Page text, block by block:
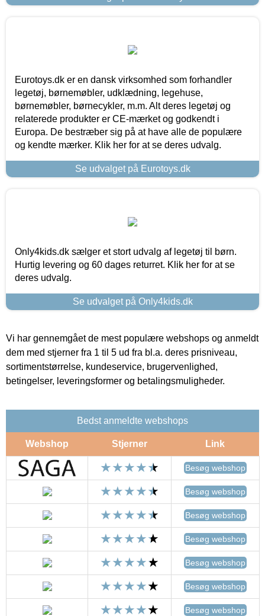
Eurotoys.dk er en dansk virksomhed som forhandler
legetøj, børnemøbler, udklædning, legehuse,
børnemøbler, børnecykler, m.m. Alt deres legetøj og
relaterede produkter er CE-mærket og godkendt i
Europa. De bestræber sig på at have alle de populære
og kendte mærker. Klik her for at se deres udvalg.
Se udvalget på Eurotoys.dk
Only4kids.dk sælger et stort udvalg af legetøj til børn.
Hurtig levering og 60 dages returret. Klik her for at se
deres udvalg.
Se udvalget på Only4kids.dk
Vi har gennemgået de mest populære webshops og anmeldt
dem med stjerner fra 1 til 5 ud fra bl.a. deres prisniveau,
sortimentstørrelse, kundeservice, brugervenlighed,
betingelser, leveringsformer og betalingsmuligheder.
Bedst anmeldte webshops
Webshop Stjerner Link
Besøg webshop
Besøg webshop
Besøg webshop
Besøg webshop
Besøg webshop
Besøg webshop
Besøg webshop